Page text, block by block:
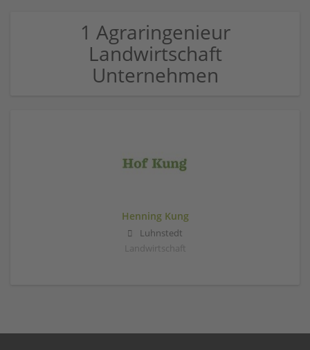
1 Agraringenieur
Landwirtschaft
Unternehmen
Henning Kung
Luhnstedt
Landwirtschaft